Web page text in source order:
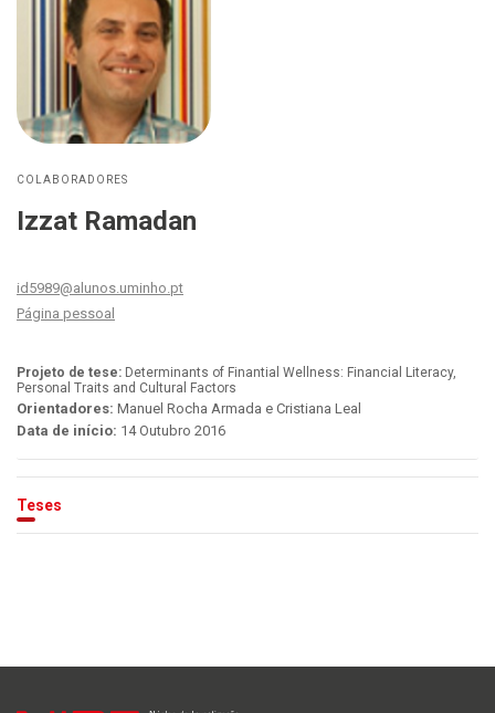
COLABORADORES
Izzat Ramadan
id5989@alunos.uminho.pt
Página pessoal
Projeto de tese: Determinants of Finantial Wellness: Financial Literacy,
Personal Traits and Cultural Factors
Orientadores: Manuel Rocha Armada e Cristiana Leal
Data de início: 14 Outubro 2016
Teses